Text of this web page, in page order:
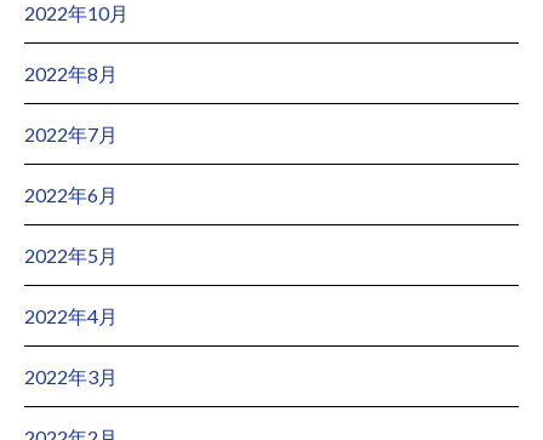
2022年10月
2022年8月
2022年7月
2022年6月
2022年5月
2022年4月
2022年3月